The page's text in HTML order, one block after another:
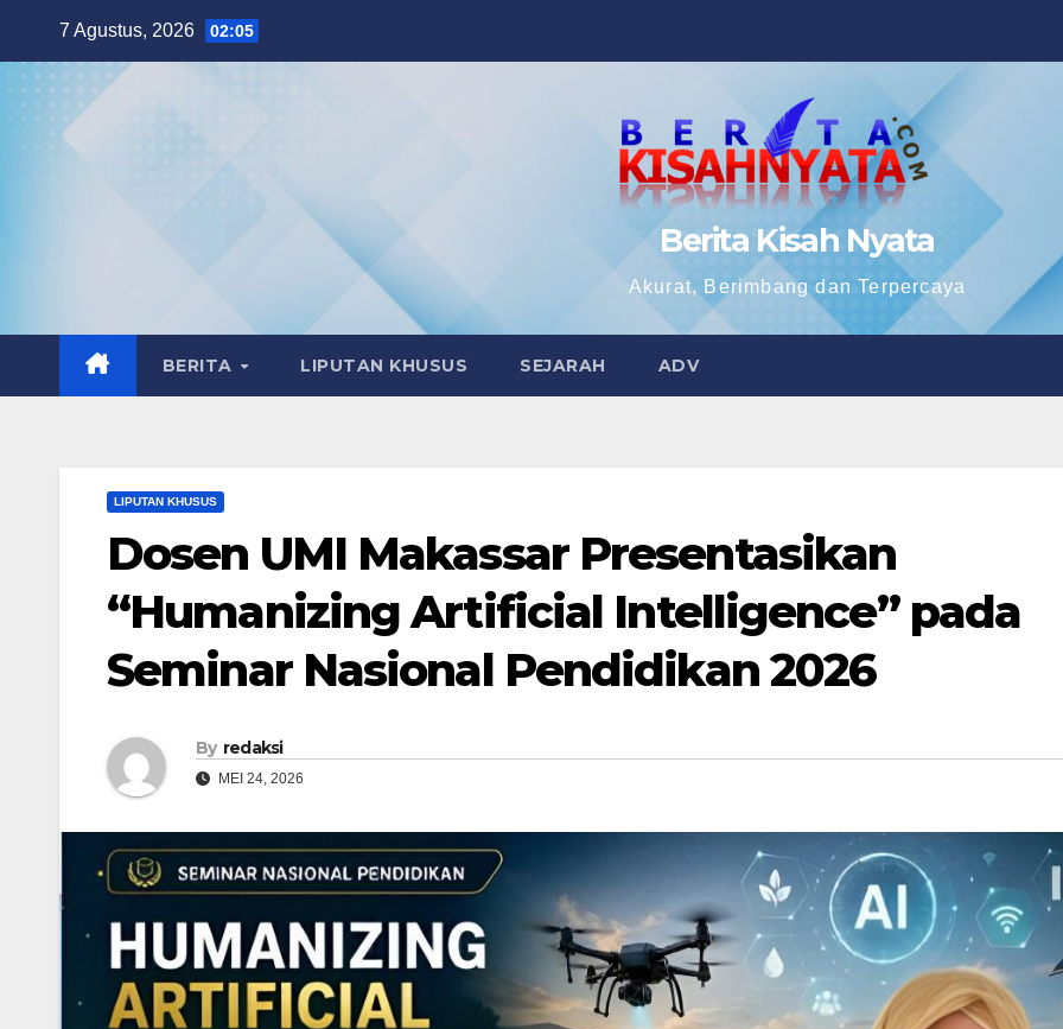
content
7 Agustus, 2026 02:05
Berita Kisah Nyata
Akurat, Berimbang dan Terpercaya
BERITA LIPUTAN KHUSUS SEJARAH ADV
LIPUTAN KHUSUS
Dosen UMI Makassar Presentasikan
“Humanizing Artificial Intelligence” pada
Seminar Nasional Pendidikan 2026
By redaksi
MEI 24, 2026